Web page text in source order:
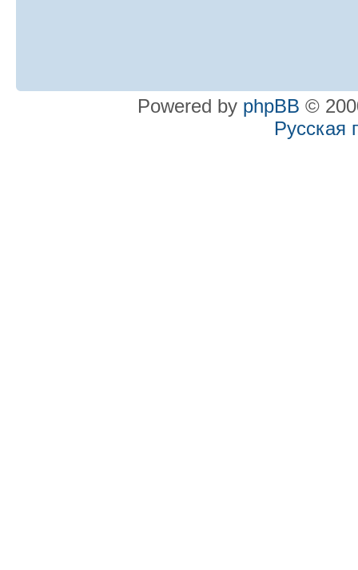
Powered by phpBB ©
Русская